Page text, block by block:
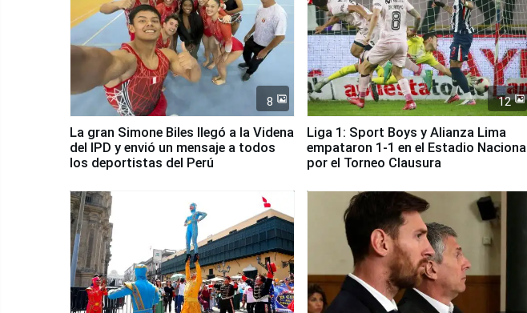
8
La gran Simone Biles llegó a la Videna
del IPD y envió un mensaje a todos
los deportistas del Perú
12
Liga 1: Sport Boys y Alianza Lima
empataron 1-1 en el Estadio Nacional
por el Torneo Clausura